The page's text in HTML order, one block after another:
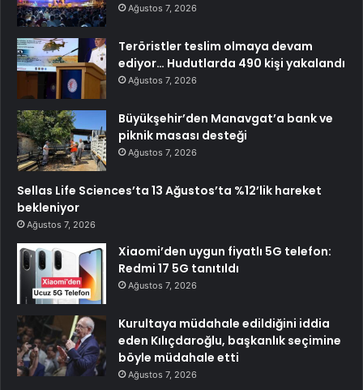
Ağustos 7, 2026
Teröristler teslim olmaya devam
ediyor… Hudutlarda 490 kişi yakalandı
Ağustos 7, 2026
Büyükşehir’den Manavgat’a bank ve
piknik masası desteği
Ağustos 7, 2026
Sellas Life Sciences’ta 13 Ağustos’ta %12’lik hareket
bekleniyor
Ağustos 7, 2026
Xiaomi’den uygun fiyatlı 5G telefon:
Redmi 17 5G tanıtıldı
Ağustos 7, 2026
Kurultaya müdahale edildiğini iddia
eden Kılıçdaroğlu, başkanlık seçimine
böyle müdahale etti
Ağustos 7, 2026